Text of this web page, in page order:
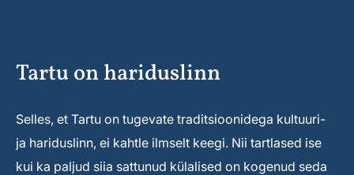
Tartu on hariduslinn
Selles, et Tartu on tugevate traditsioonidega kultuuri-
ja hariduslinn, ei kahtle ilmselt keegi. Nii tartlased ise
kui ka paljud siia sattunud külalised on kogenud seda